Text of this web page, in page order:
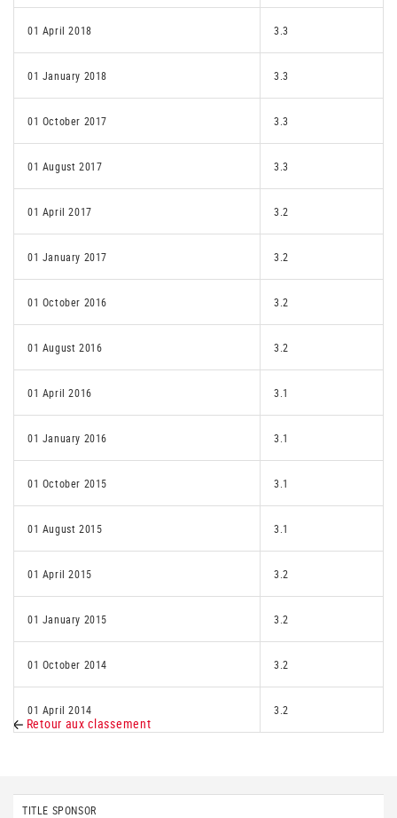
01 April 2018 3.3
01 January 2018 3.3
01 October 2017 3.3
01 August 2017 3.3
01 April 2017 3.2
01 January 2017 3.2
01 October 2016 3.2
01 August 2016 3.2
01 April 2016 3.1
01 January 2016 3.1
01 October 2015 3.1
01 August 2015 3.1
01 April 2015 3.2
01 January 2015 3.2
01 October 2014 3.2
01 April 2014 3.2
Retour aux classement
TITLE SPONSOR